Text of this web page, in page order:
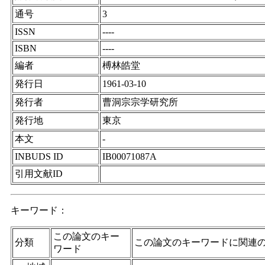
通号
3
ISSN
----
ISBN
----
編者
榑林皓堂
発行日
1961-03-10
発行者
曹洞宗宗学研究所
発行地
東京
本文
-
INBUDS ID
IB00071087A
引用文献ID
キーワード：
分類
この論文のキー
ワード
この論文のキーワードに関連